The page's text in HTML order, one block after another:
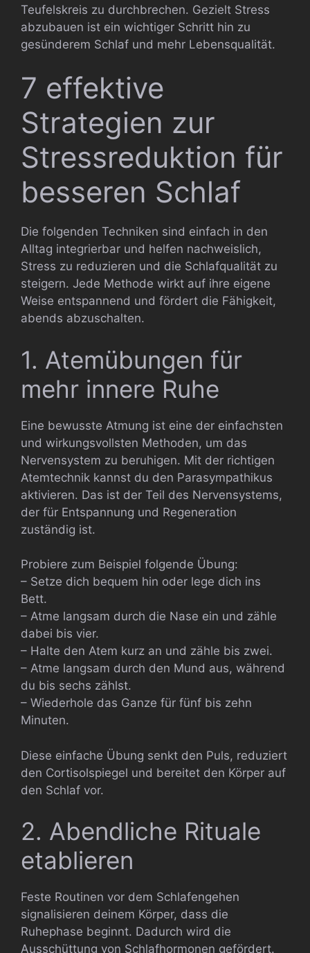
Teufelskreis zu durchbrechen. Gezielt Stress
abzubauen ist ein wichtiger Schritt hin zu
gesünderem Schlaf und mehr Lebensqualität.
7 effektive
Strategien zur
Stressreduktion für
besseren Schlaf
Die folgenden Techniken sind einfach in den
Alltag integrierbar und helfen nachweislich,
Stress zu reduzieren und die Schlafqualität zu
steigern. Jede Methode wirkt auf ihre eigene
Weise entspannend und fördert die Fähigkeit,
abends abzuschalten.
1. Atemübungen für
mehr innere Ruhe
Eine bewusste Atmung ist eine der einfachsten
und wirkungsvollsten Methoden, um das
Nervensystem zu beruhigen. Mit der richtigen
Atemtechnik kannst du den Parasympathikus
aktivieren. Das ist der Teil des Nervensystems,
der für Entspannung und Regeneration
zuständig ist.
Probiere zum Beispiel folgende Übung:
– Setze dich bequem hin oder lege dich ins
Bett.
– Atme langsam durch die Nase ein und zähle
dabei bis vier.
– Halte den Atem kurz an und zähle bis zwei.
– Atme langsam durch den Mund aus, während
du bis sechs zählst.
– Wiederhole das Ganze für fünf bis zehn
Minuten.
Diese einfache Übung senkt den Puls, reduziert
den Cortisolspiegel und bereitet den Körper auf
den Schlaf vor.
2. Abendliche Rituale
etablieren
Feste Routinen vor dem Schlafengehen
signalisieren deinem Körper, dass die
Ruhephase beginnt. Dadurch wird die
Ausschüttung von Schlafhormonen gefördert.